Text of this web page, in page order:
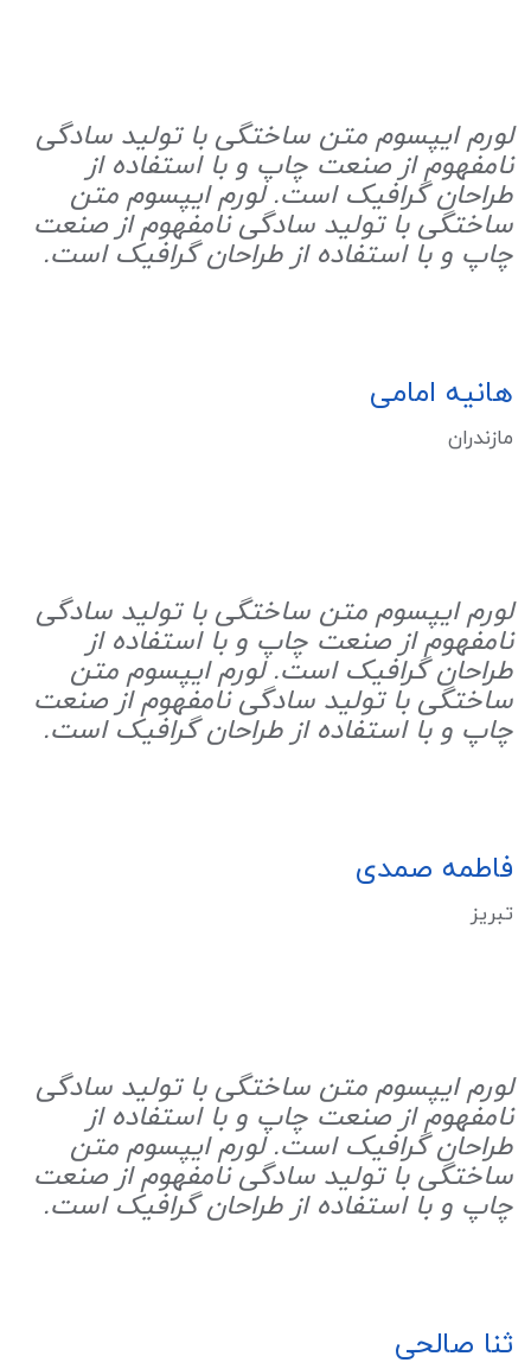
لورم ایپسوم متن ساختگی با تولید سادگی
نامفهوم از صنعت چاپ و با استفاده از
طراحان گرافیک است. لورم ایپسوم متن
ساختگی با تولید سادگی نامفهوم از صنعت
چاپ و با استفاده از طراحان گرافیک است.
هانیه امامی
مازندران
لورم ایپسوم متن ساختگی با تولید سادگی
نامفهوم از صنعت چاپ و با استفاده از
طراحان گرافیک است. لورم ایپسوم متن
ساختگی با تولید سادگی نامفهوم از صنعت
چاپ و با استفاده از طراحان گرافیک است.
فاطمه صمدی
تبریز
لورم ایپسوم متن ساختگی با تولید سادگی
نامفهوم از صنعت چاپ و با استفاده از
طراحان گرافیک است. لورم ایپسوم متن
ساختگی با تولید سادگی نامفهوم از صنعت
چاپ و با استفاده از طراحان گرافیک است.
ثنا صالحی